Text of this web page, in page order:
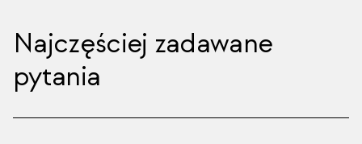
Najczęściej zadawane
pytania